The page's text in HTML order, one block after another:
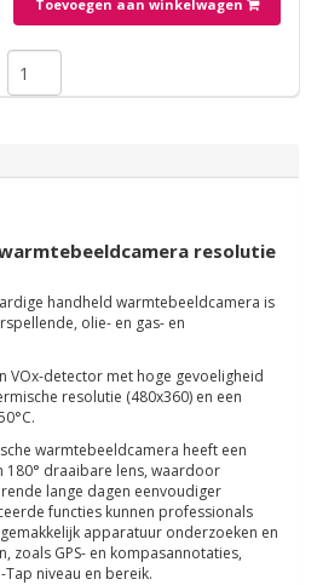
Toevoegen aan winkelwagen
resolutie
handheld warmtebeeldcamera is
olie- en gas- en
VOx-detector met hoge gevoeligheid
resolutie (480x360) en een
warmtebeeldcamera heeft een
180° draaibare lens, waardoor
lange dagen eenvoudiger
functies kunnen professionals
apparatuur onderzoeken en
zoals GPS- en kompasannotaties,
niveau en bereik.